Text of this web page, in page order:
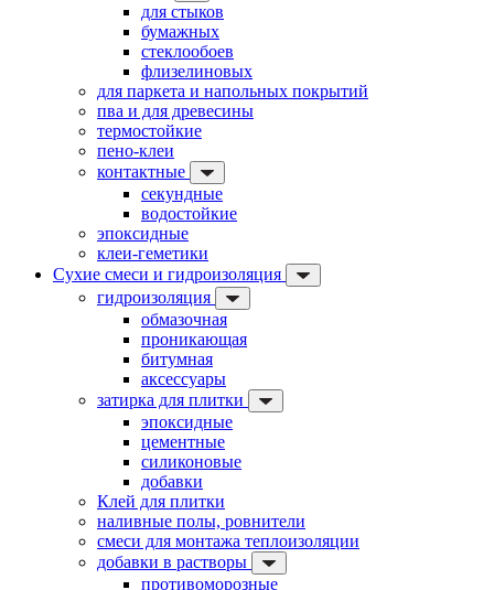
для стыков
бумажных
стеклообоев
флизелиновых
для паркета и напольных покрытий
пва и для древесины
термостойкие
пено-клеи
контактные
секундные
водостойкие
эпоксидные
клеи-геметики
Сухие смеси и гидроизоляция
гидроизоляция
обмазочная
проникающая
битумная
аксессуары
затирка для плитки
эпоксидные
цементные
силиконовые
добавки
Клей для плитки
наливные полы, ровнители
смеси для монтажа теплоизоляции
добавки в растворы
противоморозные